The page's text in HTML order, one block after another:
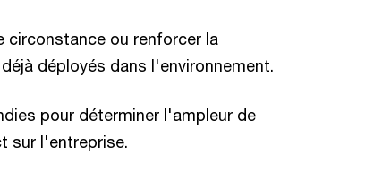
circonstance ou renforcer la
déployés dans l'environnement.
pour déterminer l'ampleur de
sur l'entreprise.